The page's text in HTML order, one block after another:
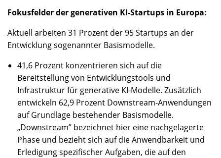
Fokusfelder der generativen KI-Startups in Europa:
Aktuell arbeiten 31 Prozent der 95 Startups an der
Entwicklung sogenannter Basismodelle.
41,6 Prozent konzentrieren sich auf die
Bereitstellung von Entwicklungstools und
Infrastruktur für generative KI-Modelle. Zusätzlich
entwickeln 62,9 Prozent Downstream-Anwendungen
auf Grundlage bestehender Basismodelle.
„Downstream” bezeichnet hier eine nachgelagerte
Phase und bezieht sich auf die Anwendbarkeit und
Erledigung spezifischer Aufgaben, die auf den